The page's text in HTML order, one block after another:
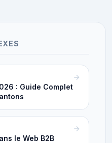
: Guide Complet
le Web B2B